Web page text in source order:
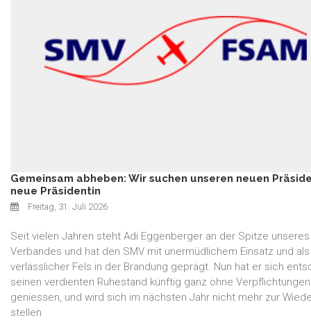
Gemeinsam abheben: Wir suchen unseren neuen
neue Präsidentin
Freitag, 31. Juli 2026
Seit vielen Jahren steht Adi Eggenberger an der Spitze unseres
Verbandes und hat den SMV mit unermüdlichem Einsatz und als
verlässlicher Fels in der Brandung geprägt. Nun hat er sich
seinen verdienten Ruhestand künftig ganz ohne
geniessen, und wird sich im nächsten Jahr nicht mehr zur
stellen